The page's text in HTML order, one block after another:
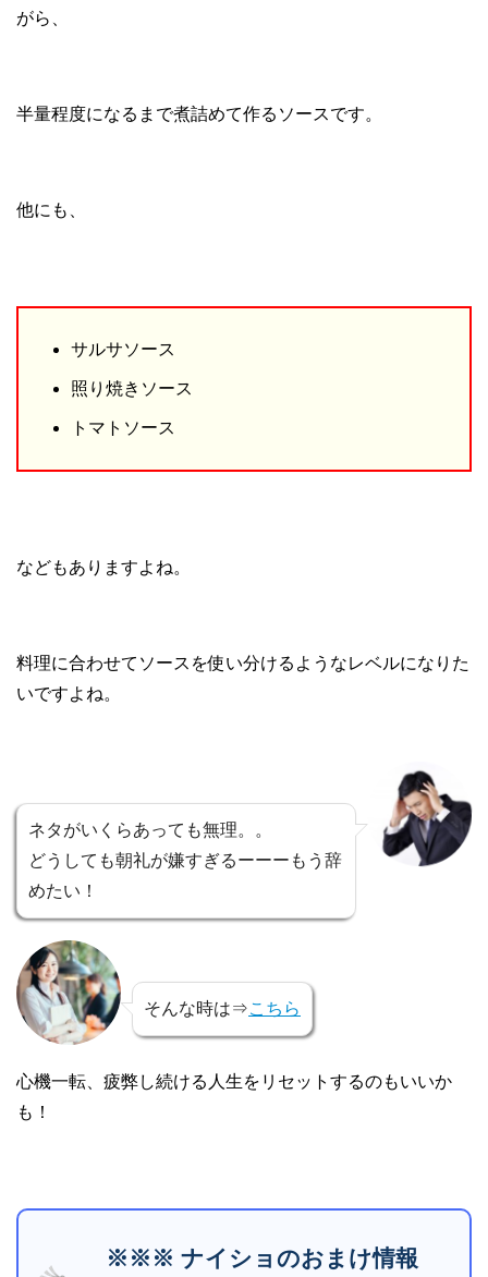
がら、
半量程度になるまで煮詰めて作るソースです。
他にも、
サルサソース
照り焼きソース
トマトソース
などもありますよね。
料理に合わせてソースを使い分けるようなレベルになりた
いですよね。
ネタがいくらあっても無理。。
どうしても朝礼が嫌すぎるーーーもう辞
めたい！
そんな時は⇒こちら
心機一転、疲弊し続ける人生をリセットするのもいいか
も！
※※※ ナイショのおまけ情報